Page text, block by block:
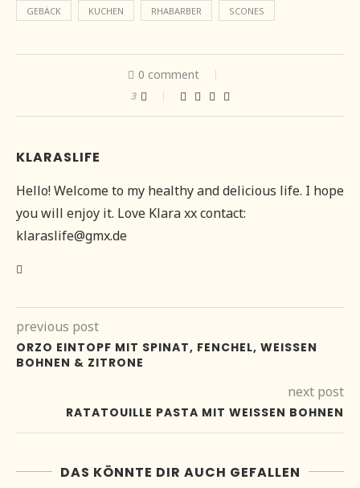
GEBÄCK KUCHEN RHABARBER SCONES
0 comment
3
KLARASLIFE
Hello! Welcome to my healthy and delicious life. I hope
you will enjoy it. Love Klara xx contact:
klaraslife@gmx.de
previous post
ORZO EINTOPF MIT SPINAT, FENCHEL, WEISSEN
BOHNEN & ZITRONE
next post
RATATOUILLE PASTA MIT WEISSEN BOHNEN
DAS KÖNNTE DIR AUCH GEFALLEN